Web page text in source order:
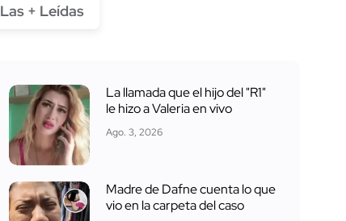
Las + Leídas
La llamada que el hijo del "R1"
le hizo a Valeria en vivo
Ago. 3, 2026
Madre de Dafne cuenta lo que
vio en la carpeta del caso